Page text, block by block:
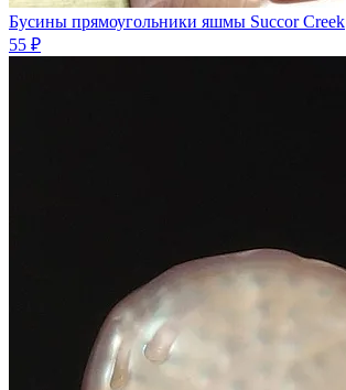
Бусины прямоугольники яшмы Succor Creek
55 ₽